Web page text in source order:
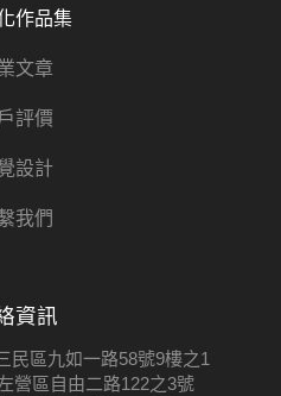
作品集
文章
評價
設計
我們
資訊
民區九如一路58號9樓之1
營區自由二路122之3號